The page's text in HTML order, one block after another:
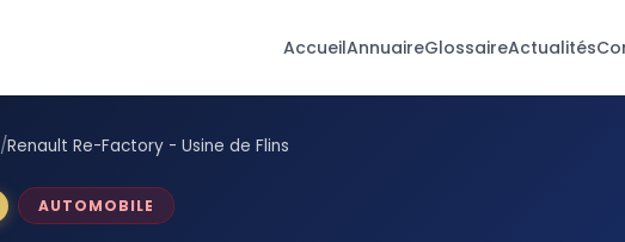
AccueilAnnuaireGlossaireActualités
/Renault Re-Factory - Usine de Flins
AUTOMOBILE